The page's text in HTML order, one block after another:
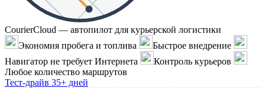
CourierCloud — автопилот для курьерской логистики
Экономия пробега и топлива
Быстрое внедрение
Навигатор не требует Интернета
Контроль курьеров
Любое количество маршрутов
Тест-драйв 35+ дней